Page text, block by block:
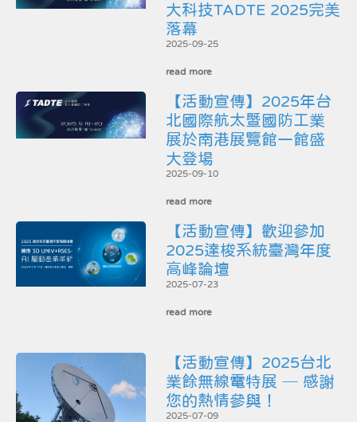
大科技TADTE 2025完美
落幕
2025-09-25
read more
【活動宣傳】2025年台
北國際航太暨國防工業
展於南港展覽館一館盛
大登場
2025-09-10
read more
【活動宣傳】歡迎參加
2025達梭系統臺灣年度
高峰論壇
2025-07-23
read more
【活動宣傳】2025台北
業餘無線電特展 ─ 感謝
您的熱情參與！
2025-07-09